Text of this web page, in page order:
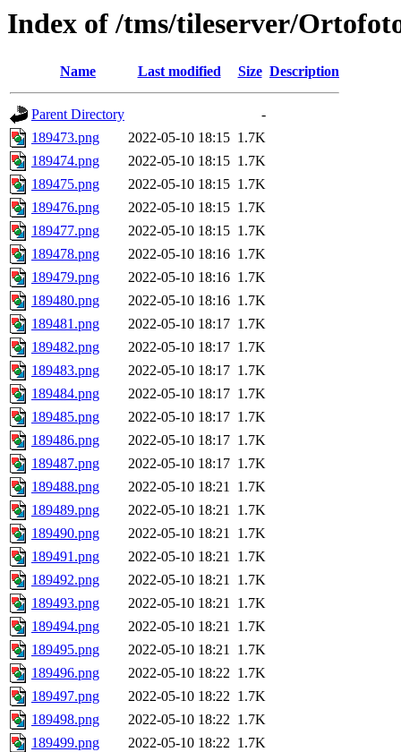
Index of /tms/tileserver/
Name Last modified Size Description
Parent Directory
-
189473.png
2022-05-10 18:15 1.7K
189474.png
2022-05-10 18:15 1.7K
189475.png
2022-05-10 18:15 1.7K
189476.png
2022-05-10 18:15 1.7K
189477.png
2022-05-10 18:15 1.7K
189478.png
2022-05-10 18:16 1.7K
189479.png
2022-05-10 18:16 1.7K
189480.png
2022-05-10 18:16 1.7K
189481.png
2022-05-10 18:17 1.7K
189482.png
2022-05-10 18:17 1.7K
189483.png
2022-05-10 18:17 1.7K
189484.png
2022-05-10 18:17 1.7K
189485.png
2022-05-10 18:17 1.7K
189486.png
2022-05-10 18:17 1.7K
189487.png
2022-05-10 18:17 1.7K
189488.png
2022-05-10 18:21 1.7K
189489.png
2022-05-10 18:21 1.7K
189490.png
2022-05-10 18:21 1.7K
189491.png
2022-05-10 18:21 1.7K
189492.png
2022-05-10 18:21 1.7K
189493.png
2022-05-10 18:21 1.7K
189494.png
2022-05-10 18:21 1.7K
189495.png
2022-05-10 18:21 1.7K
189496.png
2022-05-10 18:22 1.7K
189497.png
2022-05-10 18:22 1.7K
189498.png
2022-05-10 18:22 1.7K
189499.png
2022-05-10 18:22 1.7K